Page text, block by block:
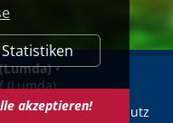
akzeptieren!
•
(Lumda)
Datenschutz